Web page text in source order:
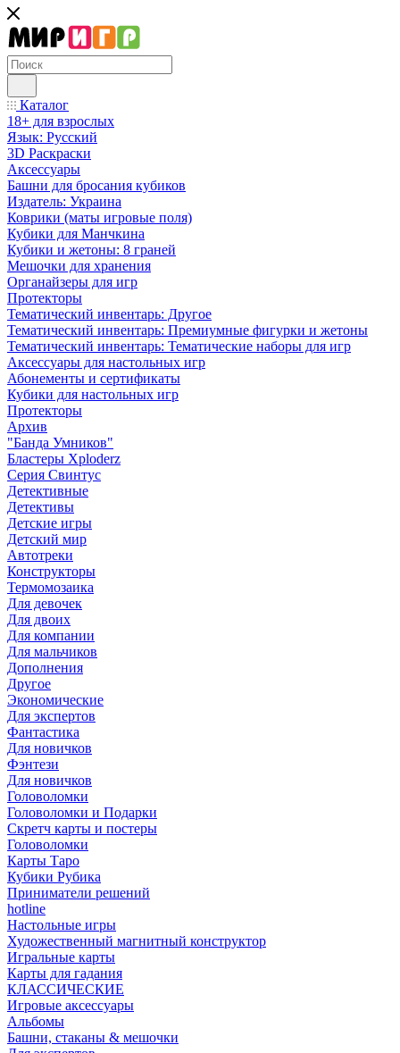
Каталог
18+ для взрослых
Язык: Русский
3D Раскраски
Аксессуары
Башни для бросания кубиков
Издатель: Украина
Коврики (маты игровые поля)
Кубики для Манчкина
Кубики и жетоны: 8 граней
Мешочки для хранения
Органайзеры для игр
Протекторы
Тематический инвентарь: Другое
Тематический инвентарь: Премиумные фигурки и жетоны
Тематический инвентарь: Тематические наборы для игр
Аксессуары для настольных игр
Абонементы и сертификаты
Кубики для настольных игр
Протекторы
Архив
"Банда Умников"
Бластеры Xploderz
Cерия Свинтус
Детективные
Детективы
Детские игры
Детский мир
Автотреки
Конструкторы
Термомозаика
Для девочек
Для двоих
Для компании
Для мальчиков
Дополнения
Другое
Экономические
Для экспертов
Фантастика
Для новичков
Фэнтези
Для новичков
Головоломки
Головоломки и Подарки
Cкретч карты и постеры
Головоломки
Карты Таро
Кубики Рубика
Приниматели решений
hotline
Настольные игры
Художественный магнитный конструктор
Игральные карты
Карты для гадания
КЛАССИЧЕСКИЕ
Игровые аксессуары
Альбомы
Башни, стаканы & мешочки